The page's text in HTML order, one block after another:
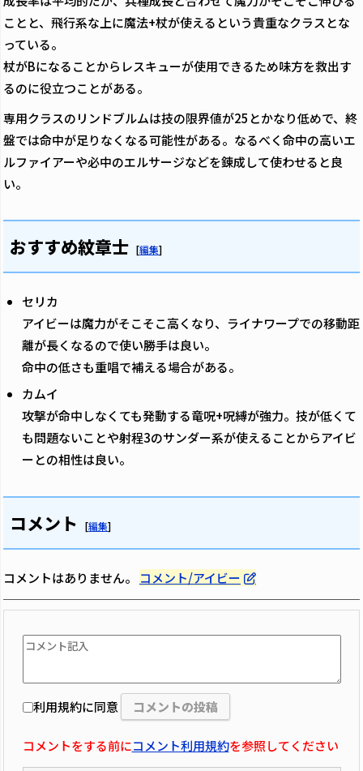
ことと、飛行系な上に魔法+杖が使えるという貴重なクラスとな
っている。
杖がBになることからレスキューが使用できるため味方を救出す
るのに役立つことがある。
専用クラスのリンドブルムは技の限界値が25とかなり低めで、終
盤では命中が足りなくなる可能性がある。なるべく命中の高いエ
ルファイアーや必中のエルサージなどを錬成して使わせると良
い。
おすすめ紋章士 [編集]
セリカ
アイビーは魔力がそこそこ高くなり、ライナワープでの移動距
離が長くなるので使い勝手は良い。
命中の低さも重唱で補える場合がある。
カムイ
攻撃が命中しなくても発動する竜呪+呪縛が強力。技が低くて
も問題ないことや射程3のサンダー系が使えることからアイビ
ーとの相性は良い。
コメント [編集]
コメントはありません。 コメント/アイビー
利用規約に同意
コメントをする前にコメント利用規約を参照してください